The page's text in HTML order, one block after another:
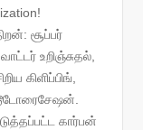
சூப்பர்
உறிஞ்சுதல்,
கிளிப்பிங்,
கார்பன்